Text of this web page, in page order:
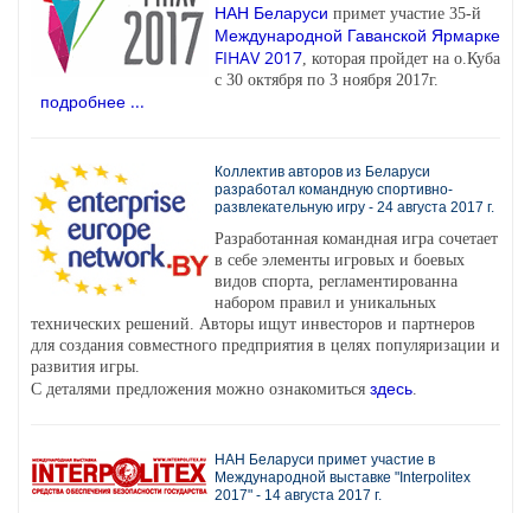
НАН Беларуси примет участие 35-й
Международной Гаванской Ярмарке
FIHAV 2017, которая пройдет на о.Куба
с 30 октября по 3 ноября 2017г.
подробнее ...
Коллектив авторов из Беларуси
разработал командную спортивно-
развлекательную игру - 24 августа 2017 г.
Разработанная командная игра сочетает
в себе элементы игровых и боевых
видов спорта, регламентированна
набором правил и уникальных
технических решений. Авторы ищут инвесторов и партнеров
для создания совместного предприятия в целях популяризации и
развития игры.
С деталями предложения можно ознакомиться здесь.
НАН Беларуси примет участие в
Международной выставке "Interpolitex
2017" - 14 августа 2017 г.